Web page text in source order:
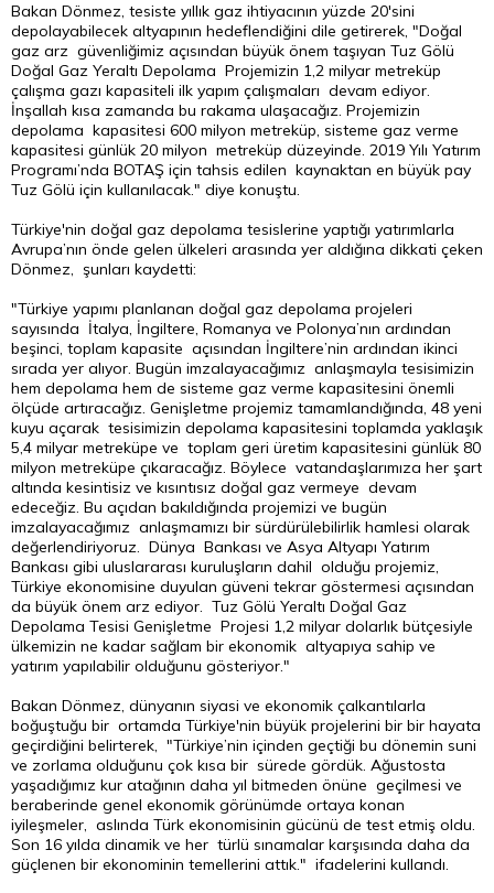
Bakan Dönmez, tesiste yıllık gaz ihtiyacının yüzde 20'sini
depolayabilecek altyapının hedeflendiğini dile getirerek, "Doğal
gaz arz güvenliğimiz açısından büyük önem taşıyan Tuz Gölü
Doğal Gaz Yeraltı Depolama Projemizin 1,2 milyar metreküp
çalışma gazı kapasiteli ilk yapım çalışmaları devam ediyor.
İnşallah kısa zamanda bu rakama ulaşacağız. Projemizin
depolama kapasitesi 600 milyon metreküp, sisteme gaz verme
kapasitesi günlük 20 milyon metreküp düzeyinde. 2019 Yılı Yatırım
Programı’nda BOTAŞ için tahsis edilen kaynaktan en büyük pay
Tuz Gölü için kullanılacak." diye konuştu.
Türkiye'nin doğal gaz depolama tesislerine yaptığı yatırımlarla
Avrupa’nın önde gelen ülkeleri arasında yer aldığına dikkati çeken
Dönmez, şunları kaydetti:
"Türkiye yapımı planlanan doğal gaz depolama projeleri
sayısında İtalya, İngiltere, Romanya ve Polonya’nın ardından
beşinci, toplam kapasite açısından İngiltere’nin ardından ikinci
sırada yer alıyor. Bugün imzalayacağımız anlaşmayla tesisimizin
hem depolama hem de sisteme gaz verme kapasitesini önemli
ölçüde artıracağız. Genişletme projemiz tamamlandığında, 48 yeni
kuyu açarak tesisimizin depolama kapasitesini toplamda yaklaşık
5,4 milyar metreküpe ve toplam geri üretim kapasitesini günlük 80
milyon metreküpe çıkaracağız. Böylece vatandaşlarımıza her şart
altında kesintisiz ve kısıntısız doğal gaz vermeye devam
edeceğiz. Bu açıdan bakıldığında projemizi ve bugün
imzalayacağımız anlaşmamızı bir sürdürülebilirlik hamlesi olarak
değerlendiriyoruz. Dünya Bankası ve Asya Altyapı Yatırım
Bankası gibi uluslararası kuruluşların dahil olduğu projemiz,
Türkiye ekonomisine duyulan güveni tekrar göstermesi açısından
da büyük önem arz ediyor. Tuz Gölü Yeraltı Doğal Gaz
Depolama Tesisi Genişletme Projesi 1,2 milyar dolarlık bütçesiyle
ülkemizin ne kadar sağlam bir ekonomik altyapıya sahip ve
yatırım yapılabilir olduğunu gösteriyor."
Bakan Dönmez, dünyanın siyasi ve ekonomik çalkantılarla
boğuştuğu bir ortamda Türkiye'nin büyük projelerini bir bir hayata
geçirdiğini belirterek, "Türkiye’nin içinden geçtiği bu dönemin suni
ve zorlama olduğunu çok kısa bir sürede gördük. Ağustosta
yaşadığımız kur atağının daha yıl bitmeden önüne geçilmesi ve
beraberinde genel ekonomik görünümde ortaya konan
iyileşmeler, aslında Türk ekonomisinin gücünü de test etmiş oldu.
Son 16 yılda dinamik ve her türlü sınamalar karşısında daha da
güçlenen bir ekonominin temellerini attık." ifadelerini kullandı.